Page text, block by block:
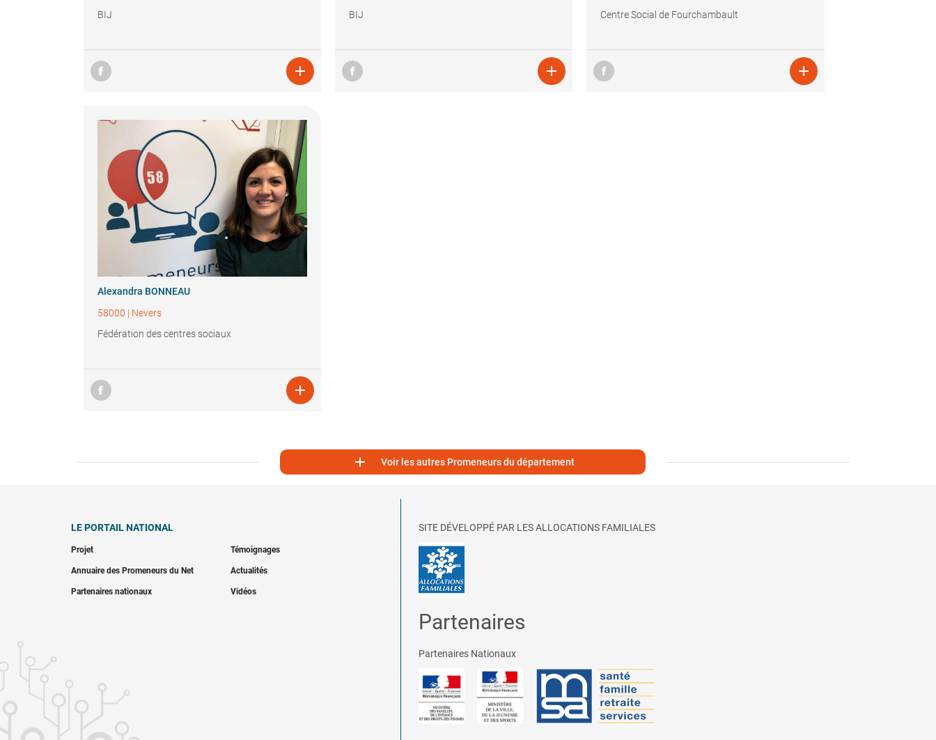
BIJ

BIJ

Centre Social de Fourchambault

Alexandra BONNEAU
58000 | Nevers
Fédération des centres sociaux

 Voir les autres Promeneurs du département
LE PORTAIL NATIONAL
Projet Témoignages
Annuaire des Promeneurs du Net Actualités
Partenaires nationaux Vidéos
SITE DÉVELOPPÉ PAR LES ALLOCATIONS FAMILIALES
Partenaires
Partenaires Nationaux